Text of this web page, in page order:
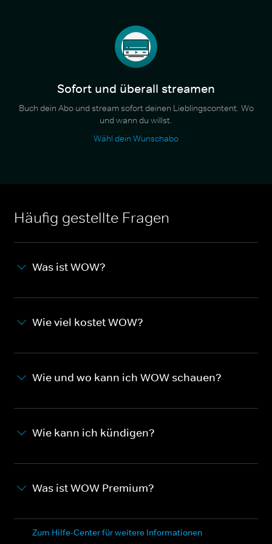
Sofort und überall streamen
Buch dein Abo und stream sofort deinen Lieblingscontent. Wo
und wann du willst.
Wähl dein Wunschabo
Häufig gestellte Fragen
Was ist WOW?
Wie viel kostet WOW?
Wie und wo kann ich WOW schauen?
Wie kann ich kündigen?
Was ist WOW Premium?
Zum Hilfe-Center für weitere Informationen